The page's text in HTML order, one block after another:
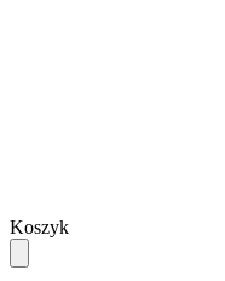
Skip
to
navigation
Skip
to
content
Koszyk